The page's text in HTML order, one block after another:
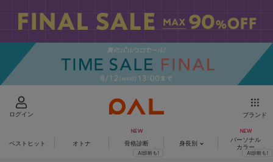
ログイン ブランド
ベストヒット オトナ 骨格診断 身長別
パーソナル
カラー